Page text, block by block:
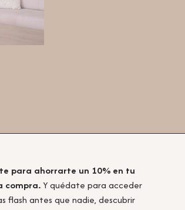
para ahorrarte un 10% en tu
compra.Y quédate para acceder
flash antes que nadie, descubrir